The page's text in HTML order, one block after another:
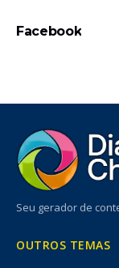
Facebook
Seu gerador de
OUTROS TEMAS